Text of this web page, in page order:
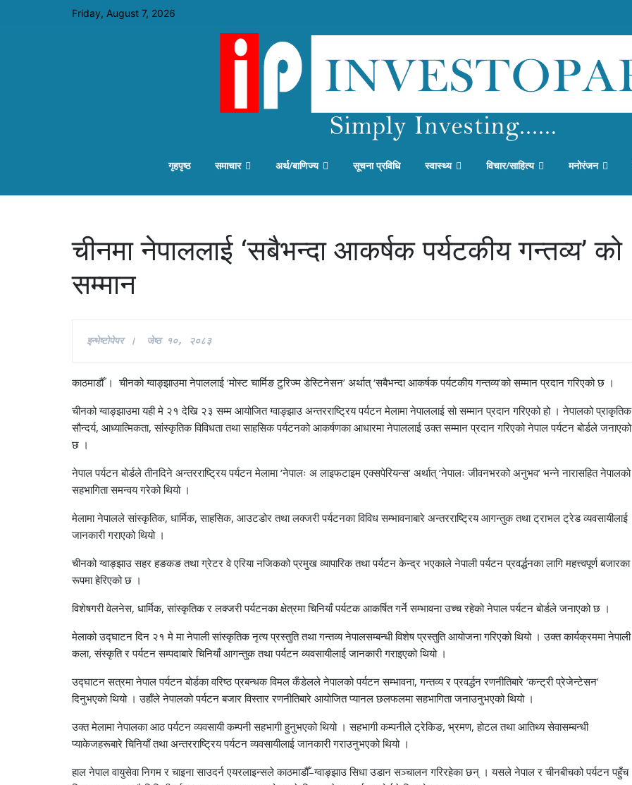
Friday, August 7, 2026
गृहपृष्ठ समाचार अर्थ/बाणिज्य सूचना प्रविधि स्वास्थ्य विचार/साहित्य मनोरंजन
चीनमा नेपाललाई ‘सबैभन्दा आकर्षक पर्यटकीय गन्तव्य’ को
सम्मान
इन्भेष्टाेपेपर ।  जेष्ठ १०, २०८३
काठमाडौँ । चीनको ग्वाङ्झाउमा नेपाललाई ‘मोस्ट चार्मिङ टुरिज्म डेस्टिनेसन’ अर्थात् ‘सबैभन्दा आकर्षक पर्यटकीय गन्तव्य’को सम्मान प्रदान गरिएको छ ।
चीनको ग्वाङ्झाउमा यही मे २१ देखि २३ सम्म आयोजित ग्वाङ्झाउ अन्तरराष्ट्रिय पर्यटन मेलामा नेपाललाई सो सम्मान प्रदान गरिएको हो । नेपालको प्राकृतिक
सौन्दर्य, आध्यात्मिकता, सांस्कृतिक विविधता तथा साहसिक पर्यटनको आकर्षणका आधारमा नेपाललाई उक्त सम्मान प्रदान गरिएको नेपाल पर्यटन बोर्डले जनाएको
छ ।
नेपाल पर्यटन बोर्डले तीनदिने अन्तरराष्ट्रिय पर्यटन मेलामा ‘नेपालः अ लाइफटाइम एक्सपेरियन्स’ अर्थात् ‘नेपालः जीवनभरको अनुभव’ भन्ने नारासहित नेपालको
सहभागिता समन्वय गरेको थियो ।
मेलामा नेपालले सांस्कृतिक, धार्मिक, साहसिक, आउटडोर तथा लक्जरी पर्यटनका विविध सम्भावनाबारे अन्तरराष्ट्रिय आगन्तुक तथा ट्राभल ट्रेड व्यवसायीलाई
जानकारी गराएको थियो ।
चीनको ग्वाङ्झाउ सहर हङकङ तथा ग्रेटर वे एरिया नजिकको प्रमुख व्यापारिक तथा पर्यटन केन्द्र भएकाले नेपाली पर्यटन प्रवर्द्धनका लागि महत्त्वपूर्ण बजारका
रूपमा हेरिएको छ ।
विशेषगरी वेलनेस, धार्मिक, सांस्कृतिक र लक्जरी पर्यटनका क्षेत्रमा चिनियाँ पर्यटक आकर्षित गर्ने सम्भावना उच्च रहेको नेपाल पर्यटन बोर्डले जनाएको छ ।
मेलाको उद्घाटन दिन २१ मे मा नेपाली सांस्कृतिक नृत्य प्रस्तुति तथा गन्तव्य नेपालसम्बन्धी विशेष प्रस्तुति आयोजना गरिएको थियो । उक्त कार्यक्रममा नेपाली
कला, संस्कृति र पर्यटन सम्पदाबारे चिनियाँ आगन्तुक तथा पर्यटन व्यवसायीलाई जानकारी गराइएको थियो ।
उद्घाटन सत्रमा नेपाल पर्यटन बोर्डका वरिष्ठ प्रबन्धक विमल कँडेलले नेपालको पर्यटन सम्भावना, गन्तव्य र प्रवर्द्धन रणनीतिबारे ‘कन्ट्री प्रेजेन्टेसन’
दिनुभएको थियो । उहाँले नेपालको पर्यटन बजार विस्तार रणनीतिबारे आयोजित प्यानल छलफलमा सहभागिता जनाउनुभएको थियो ।
उक्त मेलामा नेपालका आठ पर्यटन व्यवसायी कम्पनी सहभागी हुनुभएको थियो । सहभागी कम्पनीले ट्रेकिङ, भ्रमण, होटल तथा आतिथ्य सेवासम्बन्धी
प्याकेजहरूबारे चिनियाँ तथा अन्तरराष्ट्रिय पर्यटन व्यवसायीलाई जानकारी गराउनुभएको थियो ।
हाल नेपाल वायुसेवा निगम र चाइना साउदर्न एयरलाइन्सले काठमाडौँ–ग्वाङ्झाउ सिधा उडान सञ्चालन गरिरहेका छन् । यसले नेपाल र चीनबीचको पर्यटन पहुँच